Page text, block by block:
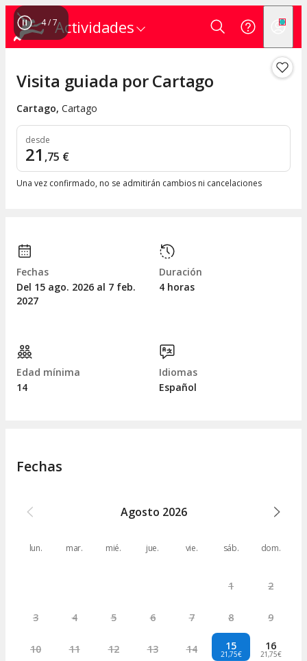
Actividades
4/7
Visita guiada por Cartago
Cartago, Cartago
desde
21 ,75 €
Una vez confirmado, no se admitirán cambios ni cancelaciones
Fechas
Del 15 ago. 2026 al 7 feb.
2027
Duración
4 horas
Edad mínima
14
Idiomas
Español
Fechas
Agosto 2026
lun. mar. mié. jue. vie. sáb. dom.
1 2
3 4 5 6 7 8 9
10 11 12 13 14 15
21,75€
16
21,75€